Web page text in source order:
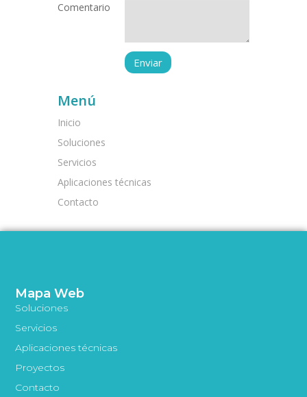
Comentario
Menú
Inicio
Soluciones
Servicios
Aplicaciones técnicas
Contacto
Mapa Web
Soluciones
Servicios
Aplicaciones técnicas
Proyectos
Contacto